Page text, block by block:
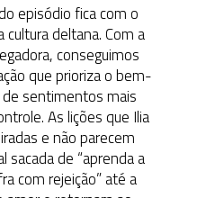
episódio fica com o
deltana. Com a
conseguimos
que prioriza o bem-
sentimentos mais
As lições que Ilia
e não parecem
sacada de “aprenda a
com rejeição” até a